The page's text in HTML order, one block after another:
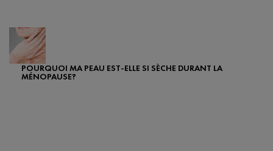
POURQUOI MA PEAU EST-ELLE SI SÈCHE DURANT LA
MÉNOPAUSE?